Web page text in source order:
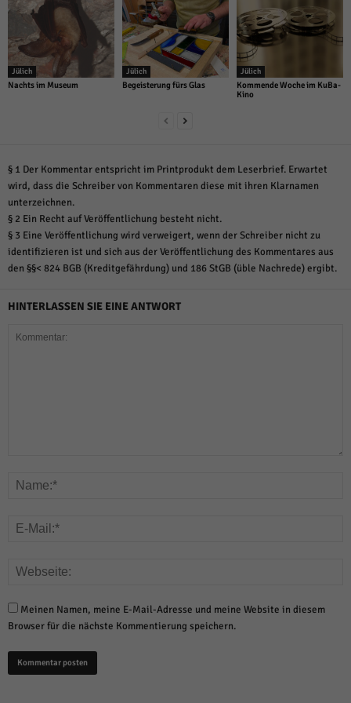
Jülich
Nachts im Museum
Jülich
Begeisterung fürs Glas
Jülich
Kommende Woche im KuBa-
Kino
§ 1 Der Kommentar entspricht im Printprodukt dem Leserbrief. Erwartet
wird, dass die Schreiber von Kommentaren diese mit ihren Klarnamen
unterzeichnen.
§ 2 Ein Recht auf Veröffentlichung besteht nicht.
§ 3 Eine Veröffentlichung wird verweigert, wenn der Schreiber nicht zu
identifizieren ist und sich aus der Veröffentlichung des Kommentares aus
den §§< 824 BGB (Kreditgefährdung) und 186 StGB (üble Nachrede) ergibt.
HINTERLASSEN SIE EINE ANTWORT
Meinen Namen, meine E-Mail-Adresse und meine Website in diesem
Browser für die nächste Kommentierung speichern.